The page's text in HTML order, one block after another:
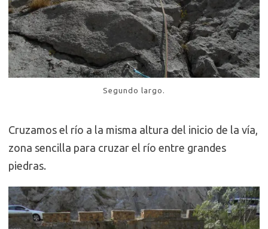
Segundo largo.
Cruzamos el río a la misma altura del inicio de la vía,
zona sencilla para cruzar el río entre grandes
piedras.